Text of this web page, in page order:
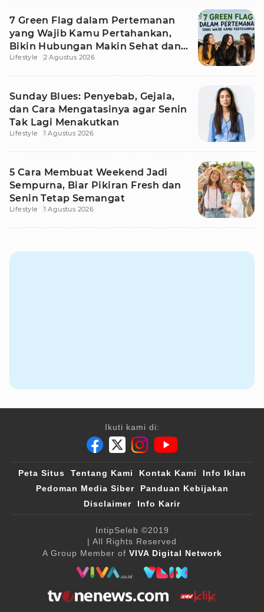
7 Green Flag dalam Pertemanan
yang Wajib Kamu Pertahankan,
Bikin Hubungan Makin Sehat dan
Awet
Lifestyle 2 Agustus 2026
Sunday Blues: Penyebab, Gejala,
dan Cara Mengatasinya agar Senin
Tak Lagi Menakutkan
Lifestyle 1 Agustus 2026
5 Cara Membuat Weekend Jadi
Sempurna, Biar Pikiran Fresh dan
Senin Tetap Semangat
Lifestyle 1 Agustus 2026
Ikuti kami di:
Peta Situs Tentang Kami Kontak Kami
Info Iklan
Pedoman Media Siber
Panduan Kebijakan
Disclaimer
Info Karir
IntipSeleb ©2019
| All Rights Reserved
A Group Member of VIVA Digital Network